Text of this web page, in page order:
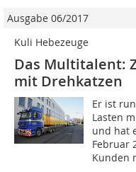
Ausgabe 06/2017
Kuli Hebezeuge
Das Multitalent:
mit Drehkatzen
Er ist
Lasten
und hat
Februar
Kunden